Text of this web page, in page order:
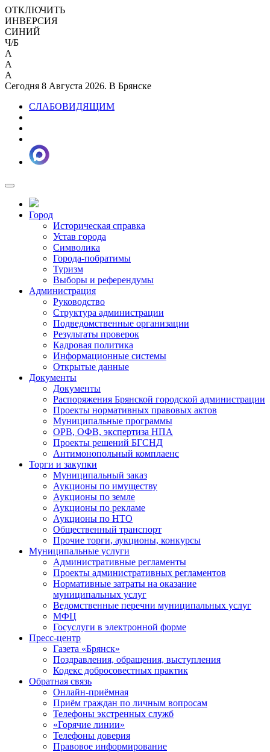
ОТКЛЮЧИТЬ
ИНВЕРСИЯ
СИНИЙ
Ч/Б
A
A
A
Сегодня 8 Августа 2026. В Брянске
СЛАБОВИДЯЩИМ
Город
Историческая справка
Устав города
Символика
Города-побратимы
Туризм
Выборы и референдумы
Администрация
Руководство
Структура администрации
Подведомственные организации
Результаты проверок
Кадровая политика
Информационные системы
Открытые данные
Документы
Документы
Распоряжения Брянской городской администрации
Проекты нормативных правовых актов
Муниципальные программы
ОРВ, ОФВ, экспертиза НПА
Проекты решений БГСНД
Антимонопольный комплаенс
Торги и закупки
Муниципальный заказ
Аукционы по имуществу
Аукционы по земле
Аукционы по рекламе
Аукционы по НТО
Общественный транспорт
Прочие торги, аукционы, конкурсы
Муниципальные услуги
Административные регламенты
Проекты административных регламентов
Нормативные затраты на оказание
муниципальных услуг
Ведомственные перечни муниципальных услуг
МФЦ
Госуслуги в электронной форме
Пресс-центр
Газета «Брянск»
Поздравления, обращения, выступления
Кодекс добросовестных практик
Обратная связь
Онлайн-приёмная
Приём граждан по личным вопросам
Телефоны экстренных служб
«Горячие линии»
Телефоны доверия
Правовое информирование